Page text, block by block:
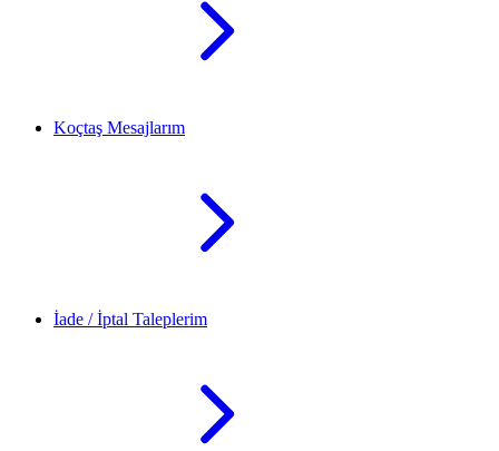
Koçtaş Mesajlarım
İade / İptal Taleplerim